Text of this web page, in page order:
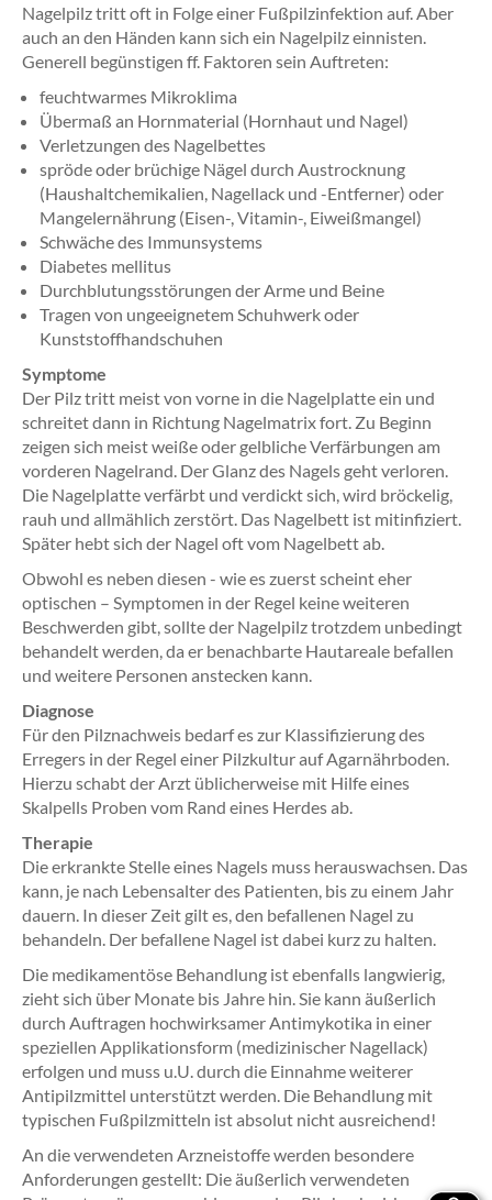
Nagelpilz tritt oft in Folge einer Fußpilzinfektion auf. Aber
auch an den Händen kann sich ein Nagelpilz einnisten.
Generell begünstigen ff. Faktoren sein Auftreten:
feuchtwarmes Mikroklima
Übermaß an Hornmaterial (Hornhaut und Nagel)
Verletzungen des Nagelbettes
spröde oder brüchige Nägel durch Austrocknung
(Haushaltchemikalien, Nagellack und -Entferner) oder
Mangelernährung (Eisen-, Vitamin-, Eiweißmangel)
Schwäche des Immunsystems
Diabetes mellitus
Durchblutungsstörungen der Arme und Beine
Tragen von ungeeignetem Schuhwerk oder
Kunststoffhandschuhen
Symptome
Der Pilz tritt meist von vorne in die Nagelplatte ein und
schreitet dann in Richtung Nagelmatrix fort. Zu Beginn
zeigen sich meist weiße oder gelbliche Verfärbungen am
vorderen Nagelrand. Der Glanz des Nagels geht verloren.
Die Nagelplatte verfärbt und verdickt sich, wird bröckelig,
rauh und allmählich zerstört. Das Nagelbett ist mitinfiziert.
Später hebt sich der Nagel oft vom Nagelbett ab.
Obwohl es neben diesen - wie es zuerst scheint eher
optischen – Symptomen in der Regel keine weiteren
Beschwerden gibt, sollte der Nagelpilz trotzdem unbedingt
behandelt werden, da er benachbarte Hautareale befallen
und weitere Personen anstecken kann.
Diagnose
Für den Pilznachweis bedarf es zur Klassifizierung des
Erregers in der Regel einer Pilzkultur auf Agarnährboden.
Hierzu schabt der Arzt üblicherweise mit Hilfe eines
Skalpells Proben vom Rand eines Herdes ab.
Therapie
Die erkrankte Stelle eines Nagels muss herauswachsen. Das
kann, je nach Lebensalter des Patienten, bis zu einem Jahr
dauern. In dieser Zeit gilt es, den befallenen Nagel zu
behandeln. Der befallene Nagel ist dabei kurz zu halten.
Die medikamentöse Behandlung ist ebenfalls langwierig,
zieht sich über Monate bis Jahre hin. Sie kann äußerlich
durch Auftragen hochwirksamer Antimykotika in einer
speziellen Applikationsform (medizinischer Nagellack)
erfolgen und muss u.U. durch die Einnahme weiterer
Antipilzmittel unterstützt werden. Die Behandlung mit
typischen Fußpilzmitteln ist absolut nicht ausreichend!
An die verwendeten Arzneistoffe werden besondere
Anforderungen gestellt: Die äußerlich verwendeten